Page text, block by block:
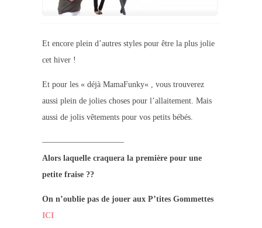
Et encore plein d’autres styles pour être la plus jolie
cet hiver !
Et pour les « déjà MamaFunky« , vous trouverez
aussi plein de jolies choses pour l’allaitement. Mais
aussi de jolis vêtements pour vos petits bébés.
——————————
Alors laquelle craquera la première pour une
petite fraise ??
On n’oublie pas de jouer aux P’tites Gommettes
ICI